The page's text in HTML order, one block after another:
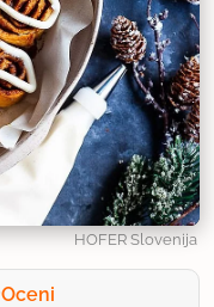
HOFER Slovenija
Oceni